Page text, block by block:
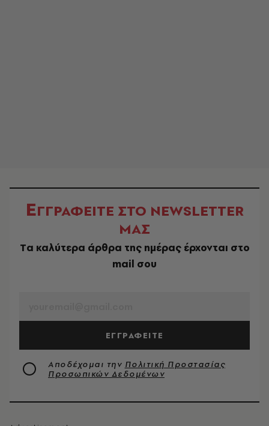
ΕΓΓΡΑΦΕΙΤΕ ΣΤΟ NEWSLETTER
ΜΑΣ
Tα καλύτερα άρθρα της ημέρας έρχονται στο
mail σου
ΕΓΓΡΑΦΕΙΤΕ
Αποδέχομαι την Πολιτική Προστασίας
Προσωπικών Δεδομένων